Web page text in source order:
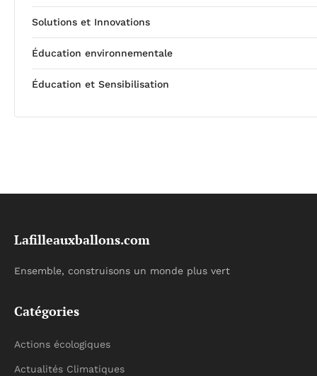
Solutions et Innovations
Éducation environnementale
Éducation et Sensibilisation
Lafilleauxballons.com
Ensemble, construisons un monde plus vert
Catégories
Actions écologiques
Actualités Climatiques